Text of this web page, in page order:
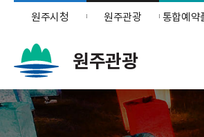
원주시청 원주관광 통합예약
원주관광